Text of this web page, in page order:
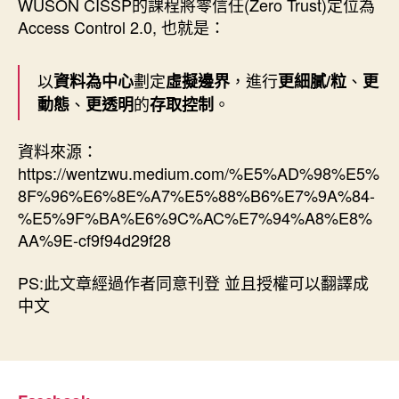
Access Control 2.0, 也就是：
以資料為中心劃定虛擬邊界 ，進行更細膩/粒 、 更
動態 、 更透明的存取控制 。
資料來源：
https://wentzwu.medium.com/%E5%AD%98%E5%
8F%96%E6%8E%A7%E5%88%B6%E7%9A%84-
%E5%9F%BA%E6%9C%AC%E7%94%A8%E8%
AA%9E-cf9f94d29f28
PS:此文章經過作者同意刊登 並且授權可以翻譯成
中文